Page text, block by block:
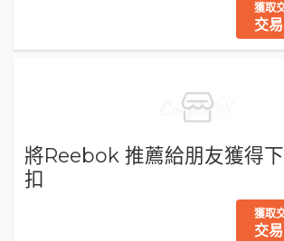
獲取
交易
將Reebok 推薦給朋友獲得
扣
獲取
交易